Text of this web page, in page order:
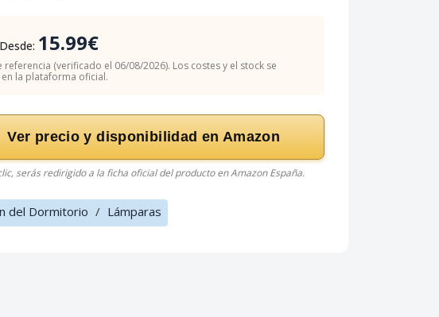
Desde: 15.99€
(verificado el 06/08/2026). Los costes y el stock se
en la plataforma oficial.
Ver precio y disponibilidad en Amazon
serás redirigido a la ficha oficial del producto en Amazon España.
del Dormitorio / Lámparas